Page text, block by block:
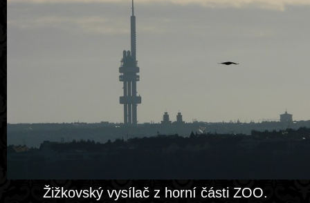
Žižkovský vysílač z horní části ZOO.